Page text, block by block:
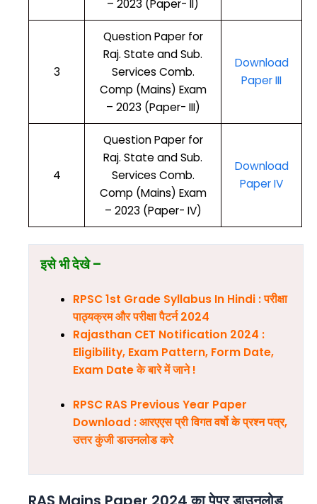
– 2023 (Paper- II)
3
Question Paper for
Raj. State and Sub.
Services Comb.
Comp (Mains) Exam
– 2023 (Paper- III)
Download
Paper III
4
Question Paper for
Raj. State and Sub.
Services Comb.
Comp (Mains) Exam
– 2023 (Paper- IV)
Download
Paper IV
इसे भी देखे –
RPSC 1st Grade Syllabus In Hindi : परीक्षा
पाठ्यक्रम और परीक्षा पैटर्न 2024
Rajasthan CET Notification 2024 :
Eligibility, Exam Pattern, Form Date,
Exam Date के बारे में जाने !
RPSC RAS Previous Year Paper
Download : आरएएस प्री विगत वर्षो के प्रश्न पत्र,
उत्तर कुंजी डाउनलोड करे